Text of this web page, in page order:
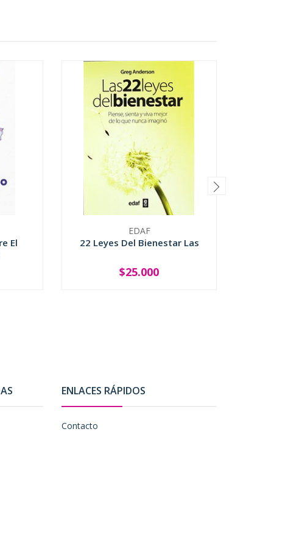
El
EDAF
22 Leyes Del Bienestar Las
+
$25.000
ENLACES RÁPIDOS
Contacto